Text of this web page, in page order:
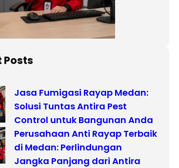
Posts
Jasa Fumigasi Rayap Medan:
Solusi Tuntas Antira Pest
Control untuk Bangunan Anda
Perusahaan Anti Rayap Terbaik
di Medan: Perlindungan
Jangka Panjang dari Antira